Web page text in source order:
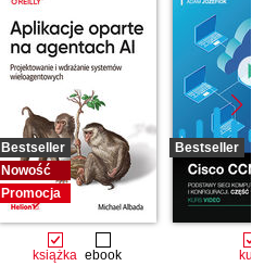
Bestseller
Nowość
Promocja
książka ebook
Bestseller
kurs